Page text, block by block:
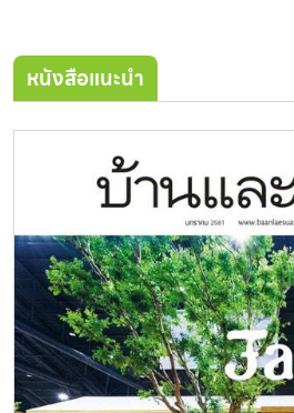
หนังสือแนะนำ